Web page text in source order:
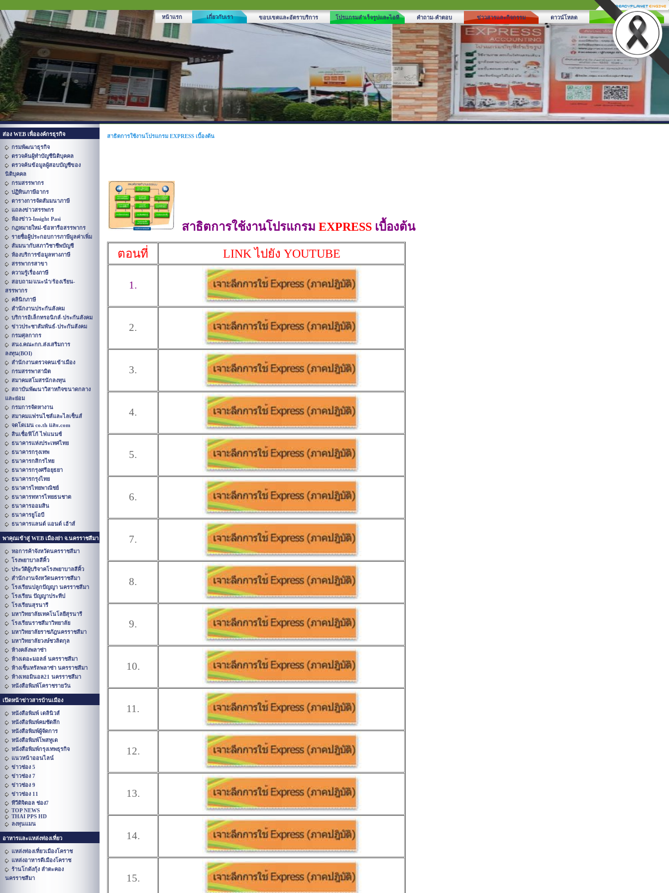
หน้าแรก เกี่ยวกับเรา ขอบเขตและอัตราบริการ โปรแกรมสำเร็จรูปและไอที คำถาม-คำตอบ ข่าวสารและกิจกรรม ดาวน์โหลด ติดต่อกับเรา
ส่อง WEB เพื่อองค์กรธุรกิจ
กรมพัฒนาธุรกิจ
ตรวจค้นผู้ทำบัญชีนิติบุคคล
ตรวจค้นข้อมูลผู้สอบบัญชีของ
นิติบุคคล
กรมสรรพากร
ปฏิทินภาษีอากร
ตารางการจัดสัมมนาภาษี
แถลงข่าวสรรพกร
ห้องข่าว-Insight Pasi
กฎหมายใหม่-ข้อหารือสรรพากร
รายชื่อผู้ประกอบการภาษีมูลค่าเพิ่ม
สัมมนากับสภาวิชาชีพบัญชี
ห้องบริการข้อมูลทางภาษี
สรรพากรสาขา
ความรู้เรื่องภาษี
สอบถาม/แนะนำ/ร้องเรียน-
สรรพากร
คลินิกภาษี
สำนักงานประกันสังคม
บริการอิเล็กทรอนิกส์-ประกันสังคม
ข่าวประชาสัมพันธ์-ประกันสังคม
กรมศุลกากร
สนง.คณะกก.ส่งเสริมการ
ลงทุน(BOI)
สำนักงานตรวจคนเข้าเมือง
กรมสรรพาสามิต
สมาคมสโมสรนักลงทุน
สถาบันพัฒนาวิสาหกิจขนาดกลาง
และย่อม
กรมการจัดหางาน
สมาคมแฟรนไชส์และไลเซ็นส์
จดโดเมน co.th และ.com
สินเชื่อฟิโก้ ไฟแนนซ์
ธนาคารแห่งประเทศไทย
ธนาคารกรุงเทพ
ธนาคารกสิกรไทย
ธนาคารกรุงศรีอยุธยา
ธนาคารกรุงไทย
ธนาคารไทยพาณิชย์
ธนาคารทหารไทยธนชาต
ธนาคารออมสิน
ธนาคารยูโอบี
ธนาคารแลนด์ แอนด์ เฮ้าส์
พาคุณเข้าสู่ WEB เมืองย่า จ.นครราชสีมา
หอการค้าจังหวัดนครราชสีมา
โรงพยาบาลสีคิ้ว
ประวัติผู้บริจาคโรงพยาบาลสีคิ้ว
สำนักงานจังหวัดนครราชสีมา
โรงเรียนปลูกปัญญา นครราชสีมา
โรงเรียน ปัญญาประทีป
โรงเรียนสุรนารี
มหาวิทยาลัยเทคโนโลยีสุรนารี
โรงเรียนราชสีมาวิทยาลัย
มหาวิทยาลัยราชภัฎนครราชสีมา
มหาวิทยาลัยวงษ์ชวลิตกุล
ห้างคลังพลาซ่า
ห้างเดอะมอลล์ นครราชสีมา
ห้างเซ็นทรัลพลาซ่า นครราชสีมา
ห้างเทอมินอล21 นครราชสีมา
หนังสือพิมพ์โคราชรายวัน
เปิดหน้าข่าวสารบ้านเมือง
หนังสือพิมพ์ เดลินิวส์
หนังสือพิมพ์คมชัดลึก
หนังสือพิมพ์ผู้จัดการ
หนังสือพิมพ์โพสทูเด
หนังสือพิมพ์กรุงเทพธุรกิจ
แนวหน้าออนไลน์
ข่าวช่อง 5
ข่าวช่อง 7
ข่าวช่อง 9
ข่าวช่อง 11
ทีวีดิจิตอล ช่อง7
TOP NEWS
THAI PPS HD
ลงทุนแมน
อาหารและแหล่งท่องเที่ยว
แหล่งท่องเที่ยวเมืองโคราช
แหล่งอาหารดีเมืองโคราช
ร้านโกดังกุ้ง ลำตะคอง
นครราชสีมา
สาธิตการใช้งานโปรแกรม EXPRESS เบื้องต้น
สาธิตการใช้งานโปรแกรม EXPRESS เบื้องต้น
ตอนที่ LINK ไปยัง YOUTUBE
1.
2.
3.
4.
5.
6.
7.
8.
9.
10.
11.
12.
13.
14.
15.